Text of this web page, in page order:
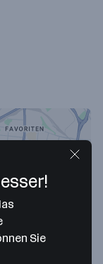
Sie